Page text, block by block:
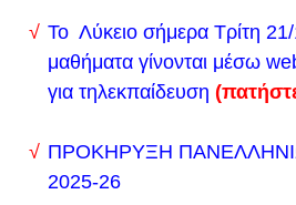
εγγραφής να την
5/9/2023. Περισσότερα εδώ
Νέα κατάσταση της ύλης
Ανακοινώθηκαν οι βάσεις
Πανελληνίων Εξετάσεων.
Το Λύκειο σήμερα Τρίτη
μαθήματα γίνονται μέσω
για τηλεκπαίδευση
ΠΡΟΚΗΡΥΞΗ
2025-26